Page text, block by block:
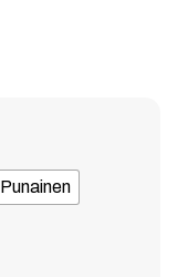
Punainen